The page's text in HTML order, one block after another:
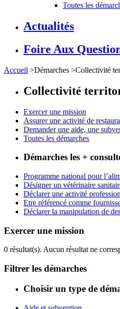
Toutes les
Actualités
Foire Aux
Accueil >Démarches >Collectivité
Collectivité
Exercer une mission
Assurer une activité de
Demander une aide, une
Toutes les démarches
Démarches les +
Programme national pour
Désigner un vétérinaire
Déclarer une activité
Etre référencé comme
Déclarer la manipulation de
Exercer une mission
0 résultat(s). Aucun résultat ne
Filtrer les démarches
Choisir un type de